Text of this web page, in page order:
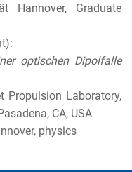
Hannover, Graduate
optischen Dipolfalle
Propulsion Laboratory,
CA, USA
physics